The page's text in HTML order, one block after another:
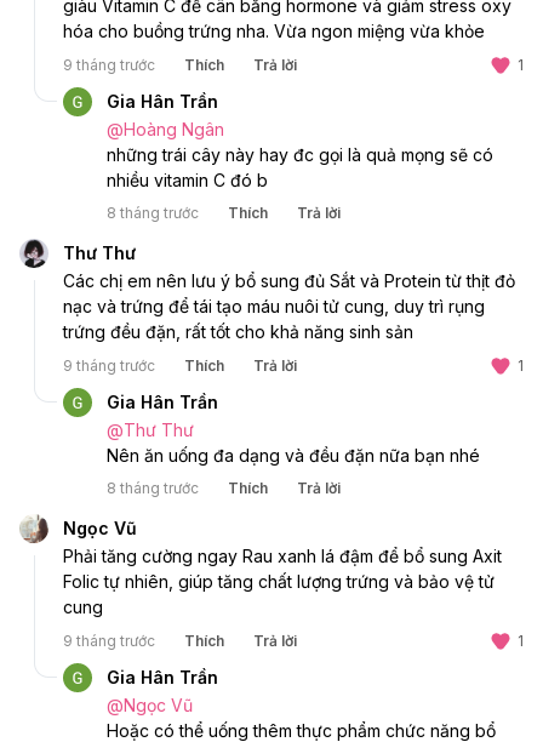
giàu Vitamin C để cân bằng hormone và giảm stress oxy
hóa cho buồng trứng nha. Vừa ngon miệng vừa khỏe
9 tháng trước Thích Trả lời 1
Gia Hân Trần
@Hoàng Ngân
những trái cây này hay đc gọi là quả mọng sẽ có
nhiều vitamin C đó b
8 tháng trước Thích Trả lời
Thư Thư
Các chị em nên lưu ý bổ sung đủ Sắt và Protein từ thịt đỏ
nạc và trứng để tái tạo máu nuôi tử cung, duy trì rụng
trứng đều đặn, rất tốt cho khả năng sinh sản
9 tháng trước Thích Trả lời 1
Gia Hân Trần
@Thư Thư
Nên ăn uống đa dạng và đều đặn nữa bạn nhé
8 tháng trước Thích Trả lời
Ngọc Vũ
Phải tăng cường ngay Rau xanh lá đậm để bổ sung Axit
Folic tự nhiên, giúp tăng chất lượng trứng và bảo vệ tử
cung
9 tháng trước Thích Trả lời 1
Gia Hân Trần
@Ngọc Vũ
Hoặc có thể uống thêm thực phẩm chức năng bổ